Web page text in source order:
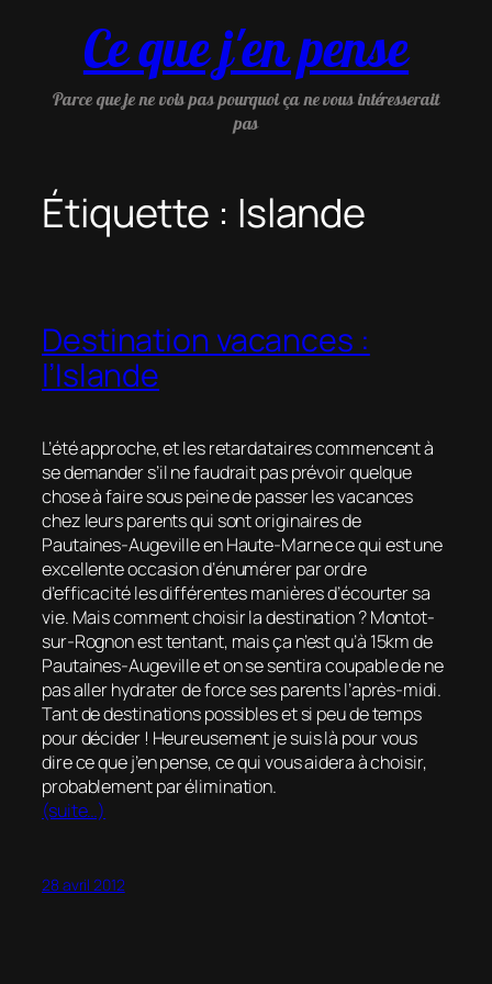
contenuCe que j'en pense
Parce que je ne vois pas pourquoi ça ne vous intéresserait
pas
Étiquette : Islande
Destination vacances :
l’Islande
L’été approche, et les retardataires commencent à
se demander s’il ne faudrait pas prévoir quelque
chose à faire sous peine de passer les vacances
chez leurs parents qui sont originaires de
Pautaines-Augeville en Haute-Marne ce qui est une
excellente occasion d’énumérer par ordre
d’efficacité les différentes manières d’écourter sa
vie. Mais comment choisir la destination ? Montot-
sur-Rognon est tentant, mais ça n’est qu’à 15km de
Pautaines-Augeville et on se sentira coupable de ne
pas aller hydrater de force ses parents l’après-midi.
Tant de destinations possibles et si peu de temps
pour décider ! Heureusement je suis là pour vous
dire ce que j’en pense, ce qui vous aidera à choisir,
probablement par élimination.
(suite…)
28 avril 2012